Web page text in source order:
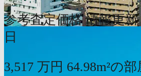
参考査定価格 情報更新
日
3,517 万円 64.98m²の部